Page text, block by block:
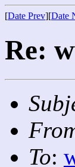
[Date Prev][Date
Re:
To: